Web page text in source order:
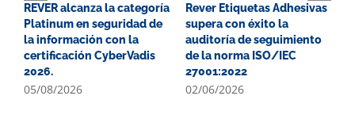
REVER alcanza la categoría
Platinum en seguridad de
la información con la
certificación CyberVadis
2026.
05/08/2026
Rever Etiquetas Adhesivas
supera con éxito la
auditoría de seguimiento
de la norma ISO/IEC
27001:2022
02/06/2026